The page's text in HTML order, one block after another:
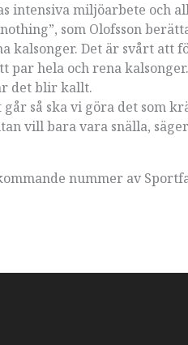
intensiva miljöarbete och
som Olofsson
kalsonger. Det är svårt att
par hela och rena
det blir kallt.
så ska vi göra det som
vill bara vara snälla, säger
nummer av